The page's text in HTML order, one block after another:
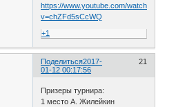
https://www.youtube.com/watch?
v=chZFd5sCcWQ
+1
Поделиться 21
2017-
01-12 00:17:56
Призеры турнира:
1 место А. Жилейкин